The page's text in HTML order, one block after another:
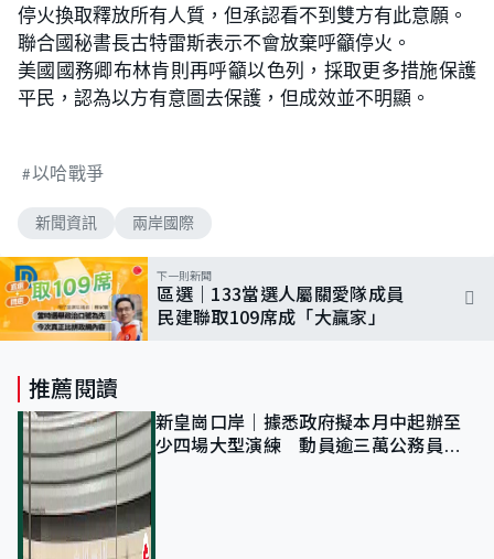
停火換取釋放所有人質，但承認看不到雙方有此意願。
聯合國秘書長古特雷斯表示不會放棄呼籲停火。
美國國務卿布林肯則再呼籲以色列，採取更多措施保護
平民，認為以方有意圖去保護，但成效並不明顯。
以哈戰爭
新聞資訊 兩岸國際
下一則新聞
區選｜133當選人屬關愛隊成員
民建聯取109席成「大贏家」
推薦閱讀
新皇崗口岸｜據悉政府擬本月中起辦至
少四場大型演練 動員逾三萬公務員人